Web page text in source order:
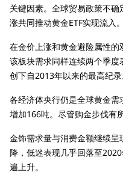
关键因素。全球贸易政策不
涨共同推动黄金ETF实现流入。
在金价上涨和黄金避险属性
该板块需求同样连续两个季
创下自2013年以来的最高纪录
各经济体央行仍是全球黄金
增加166吨。尽管购金步伐有
金饰需求量与消费金额继续
降，低迷表现几乎回落至
遍上升。